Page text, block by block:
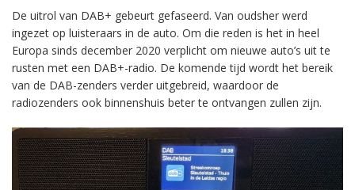
De uitrol van DAB+ gebeurt gefaseerd. Van oudsher werd
ingezet op luisteraars in de auto. Om die reden is het in heel
Europa sinds december 2020 verplicht om nieuwe auto’s uit te
rusten met een DAB+-radio. De komende tijd wordt het bereik
van de DAB-zenders verder uitgebreid, waardoor de
radiozenders ook binnenshuis beter te ontvangen zullen zijn.